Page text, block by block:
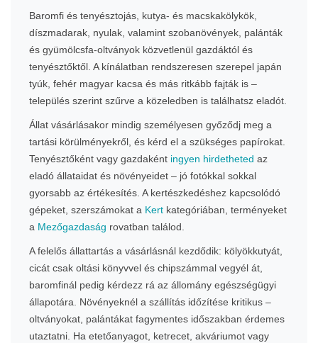
Baromfi és tenyésztojás, kutya- és macskakölykök,
díszmadarak, nyulak, valamint szobanövények, palánták
és gyümölcsfa-oltványok közvetlenül gazdáktól és
tenyésztőktől. A kínálatban rendszeresen szerepel japán
tyúk, fehér magyar kacsa és más ritkább fajták is –
település szerint szűrve a közeledben is találhatsz eladót.
Állat vásárlásakor mindig személyesen győződj meg a
tartási körülményekről, és kérd el a szükséges papírokat.
Tenyésztőként vagy gazdaként ingyen hirdetheted az
eladó állataidat és növényeidet – jó fotókkal sokkal
gyorsabb az értékesítés. A kertészkedéshez kapcsolódó
gépeket, szerszámokat a Kert kategóriában, terményeket
a Mezőgazdaság rovatban találod.
A felelős állattartás a vásárlásnál kezdődik: kölyökkutyát,
cicát csak oltási könyvvel és chipszámmal vegyél át,
baromfinál pedig kérdezz rá az állomány egészségügyi
állapotára. Növényeknél a szállítás időzítése kritikus –
oltványokat, palántákat fagymentes időszakban érdemes
utaztatni. Ha etetőanyagot, ketrecet, akváriumot vagy